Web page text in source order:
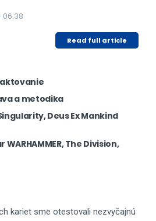
06:38
Read full article
a metodika
Deus Ex Mankind
The Division,
kariet sme otestovali nezvyčajnú